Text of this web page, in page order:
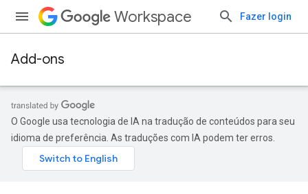
Workspace Fazer login
Add-ons
O Google usa tecnologia de IA na tradução de conteúdos para seu
idioma de preferência. As traduções com IA podem ter erros.